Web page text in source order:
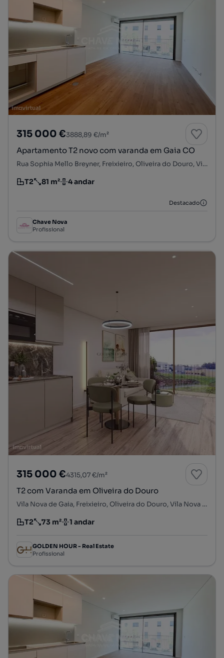
315 000 €3888,89 €/m²
Apartamento T2 novo com varanda em Gaia CO
Rua Sophia Mello Breyner, Freixieiro, Oliveira do Douro, Vila Nova de Gaia, Porto
Tipologia
T2
Preço por metro quadrado
81 m²
Andar 4 andar
Destacado
Chave Nova
Profissional
315 000 €4315,07 €/m²
T2 com Varanda em Oliveira do Douro
Vila Nova de Gaia, Freixieiro, Oliveira do Douro, Vila Nova de Gaia, Porto
Tipologia
T2
Preço por metro quadrado
73 m²
Andar 1 andar
GOLDEN HOUR - Real Estate
Profissional